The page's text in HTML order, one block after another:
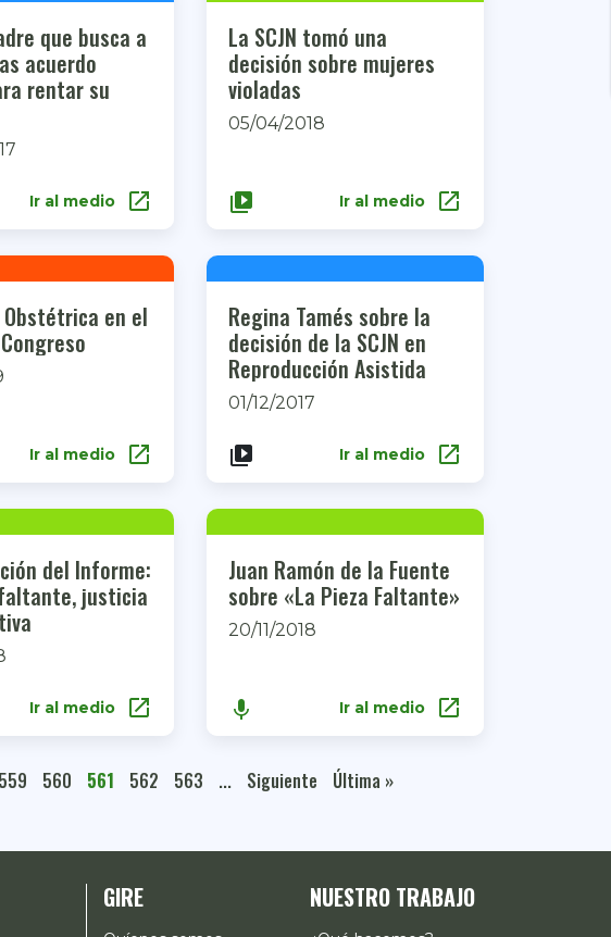
que busca a
acuerdo
rentar su
Ir al medio open_in_new
La SCJN tomó una
decisión sobre mujeres
violadas
05/04/2018
video_library Ir al medio open_in_new
en el
Ir al medio open_in_new
Regina Tamés sobre la
decisión de la SCJN en
Reproducción Asistida
01/12/2017
video_library Ir al medio open_in_new
del Informe:
justicia
Ir al medio open_in_new
Juan Ramón de la Fuente
sobre «La Pieza Faltante»
20/11/2018
keyboard_voice Ir al medio open_in_new
559 560 561 562 563 ... Siguiente Última »
GIRE NUESTRO TRABAJO